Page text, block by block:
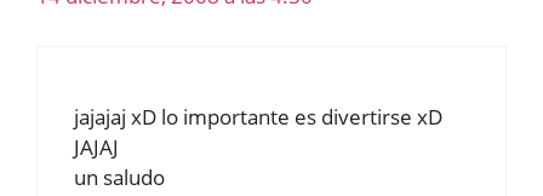
jajajaj xD lo importante es divertirse xD
JAJAJ
un saludo